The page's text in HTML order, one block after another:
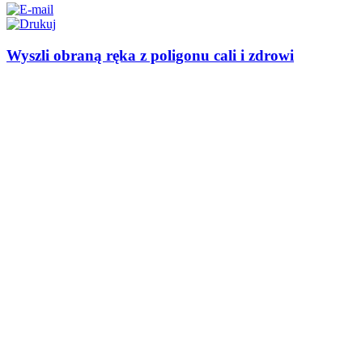
Wyszli obraną ręka z poligonu cali i zdrowi